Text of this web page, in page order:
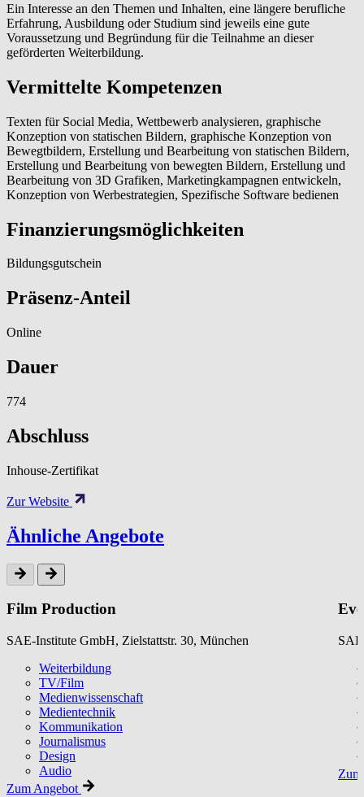
Ein Interesse an den Themen und Inhalten, eine längere berufliche
Erfahrung, Ausbildung oder Studium sind jeweils eine gute
Voraussetzung und Begründung für die Teilnahme an dieser
geförderten Weiterbildung.
Vermittelte Kompetenzen
Texten für Social Media, Wettbewerb analysieren, graphische
Konzeption von statischen Bildern, graphische Konzeption von
Bewegtbildern, Erstellung und Bearbeitung von statischen Bildern,
Erstellung und Bearbeitung von bewegten Bildern, Erstellung und
Bearbeitung von 3D Grafiken, Marketingkampagnen entwickeln,
Konzeption von Werbestrategien, Spezifische Software bedienen
Finanzierungsmöglichkeiten
Bildungsgutschein
Präsenz-Anteil
Online
Dauer
774
Abschluss
Inhouse-Zertifikat
Zur Website
Ähnliche Angebote
Film Production
SAE-Institute GmbH, Zielstattstr. 30, München
Weiterbildung
TV/Film
Medienwissenschaft
Medientechnik
Kommunikation
Journalismus
Design
Audio
Zum Angebot